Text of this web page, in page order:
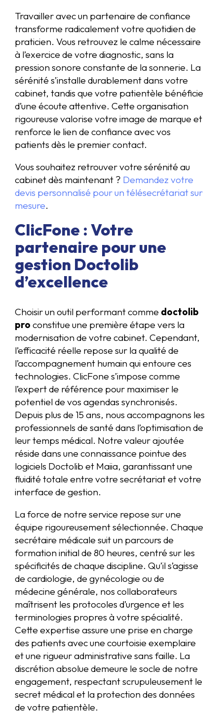
Travailler avec un partenaire de confiance
transforme radicalement votre quotidien de
praticien. Vous retrouvez le calme nécessaire
à l’exercice de votre diagnostic, sans la
pression sonore constante de la sonnerie. La
sérénité s’installe durablement dans votre
cabinet, tandis que votre patientèle bénéficie
d’une écoute attentive. Cette organisation
rigoureuse valorise votre image de marque et
renforce le lien de confiance avec vos
patients dès le premier contact.
Vous souhaitez retrouver votre sérénité au
cabinet dès maintenant ? Demandez votre
devis personnalisé pour un télésecrétariat sur
mesure.
ClicFone : Votre
partenaire pour une
gestion Doctolib
d’excellence
Choisir un outil performant comme doctolib
pro constitue une première étape vers la
modernisation de votre cabinet. Cependant,
l’efficacité réelle repose sur la qualité de
l’accompagnement humain qui entoure ces
technologies. ClicFone s’impose comme
l’expert de référence pour maximiser le
potentiel de vos agendas synchronisés.
Depuis plus de 15 ans, nous accompagnons les
professionnels de santé dans l’optimisation de
leur temps médical. Notre valeur ajoutée
réside dans une connaissance pointue des
logiciels Doctolib et Maiia, garantissant une
fluidité totale entre votre secrétariat et votre
interface de gestion.
La force de notre service repose sur une
équipe rigoureusement sélectionnée. Chaque
secrétaire médicale suit un parcours de
formation initial de 80 heures, centré sur les
spécificités de chaque discipline. Qu’il s’agisse
de cardiologie, de gynécologie ou de
médecine générale, nos collaborateurs
maîtrisent les protocoles d’urgence et les
terminologies propres à votre spécialité.
Cette expertise assure une prise en charge
des patients avec une courtoisie exemplaire
et une rigueur administrative sans faille. La
discrétion absolue demeure le socle de notre
engagement, respectant scrupuleusement le
secret médical et la protection des données
de votre patientèle.